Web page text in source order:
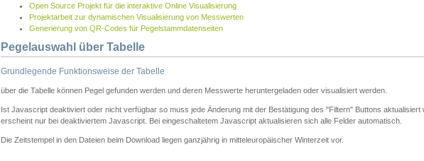
Open Source Projekt für die interaktive Online Visualisierung
Projektarbeit zur dynamischen Visualisierung von Messwerten
Generierung von QR-Codes für Pegelstammdatenseiten
Pegelauswahl über Tabelle
Grundlegende Funktionsweise der Tabelle
über die Tabelle können Pegel gefunden werden und deren Messwerte heruntergeladen oder visualisiert werden.
Ist Javascript deaktiviert oder nicht verfügbar so muss jede Änderung mit der Bestätigung des "Filtern" Buttons aktualisiert
erscheint nur bei deaktiviertem Javascript. Bei eingeschaltetem Javascript aktualisieren sich alle Felder automatisch.
Die Zeitstempel in den Dateien beim Download liegen ganzjährig in mitteleuropäischer Winterzeit vor.